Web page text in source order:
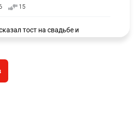
15
тост на свадьбе и
дело
друзья! Предлагаем обзор
за 4 августа